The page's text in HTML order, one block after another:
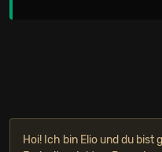
Hoi! Ich bin Elio und du bist